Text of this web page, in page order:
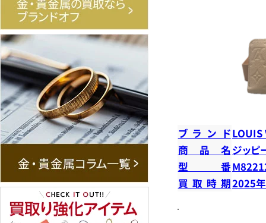
ブランドLOUIS
商品名 ジッピ
型番
買取時期2025